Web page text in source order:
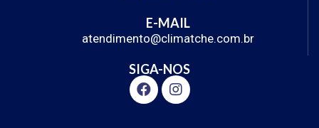
E-MAIL
atendimento@climatche.com.br
SIGA-NOS